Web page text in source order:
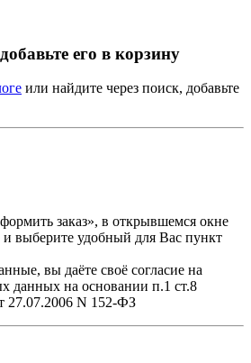
его в корзину
или найдите через поиск, добавьте
заказ», в открывшемся окне
выберите удобный для Вас пункт
вы даёте своё согласие на
данных на основании п.1 ст.8
27.07.2006 N 152-ФЗ